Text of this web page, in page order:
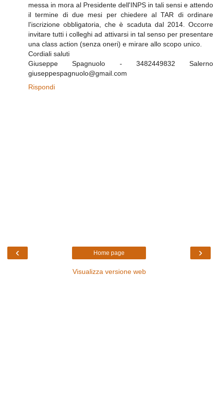
messa in mora al Presidente dell'INPS in tali sensi e attendo
il termine di due mesi per chiedere al TAR di ordinare
l'iscrizione obbligatoria, che è scaduta dal 2014. Occorre
invitare tutti i colleghi ad attivarsi in tal senso per presentare
una class action (senza oneri) e mirare allo scopo unico.
Cordiali saluti
Giuseppe Spagnuolo - 3482449832 Salerno
giuseppespagnuolo@gmail.com
Rispondi
‹ ›
Home page
Visualizza versione web